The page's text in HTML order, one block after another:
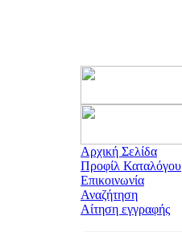
Αρχική Σελίδα
Προφίλ Καταλόγου
Επικοινωνία
Αναζήτηση
Αίτηση εγγραφής